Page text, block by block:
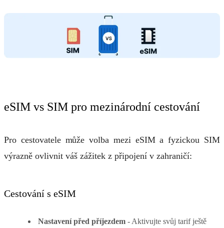
eSIM vs SIM pro mezinárodní cestování
Pro cestovatele může volba mezi eSIM a fyzickou SIM
výrazně ovlivnit váš zážitek z připojení v zahraničí:
Cestování s eSIM
Nastavení před příjezdem - Aktivujte svůj tarif ještě